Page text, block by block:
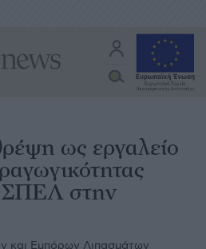
ως εργαλείο
ΣΠΕΛ στην
Εμπόρων Λιπασμάτων